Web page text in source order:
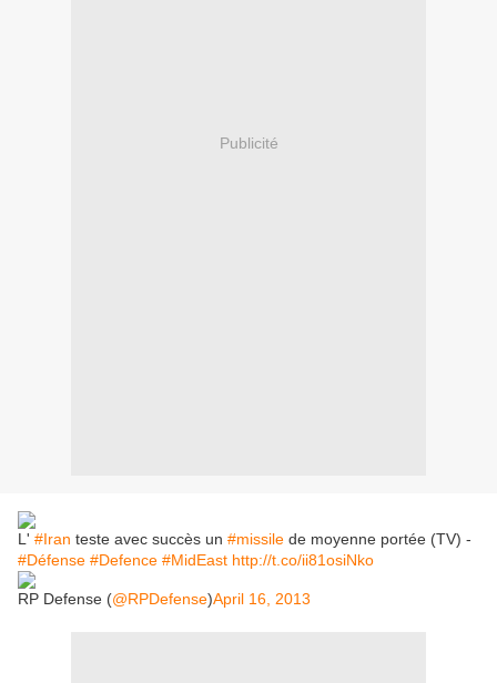
Publicité
L' #Iran teste avec succès un #missile de moyenne portée (TV) -
#Défense #Defence #MidEast http://t.co/ii81osiNko
RP Defense (@RPDefense)April 16, 2013